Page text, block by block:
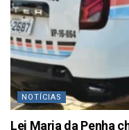
NOTÍCIAS
Lei Maria da Penha